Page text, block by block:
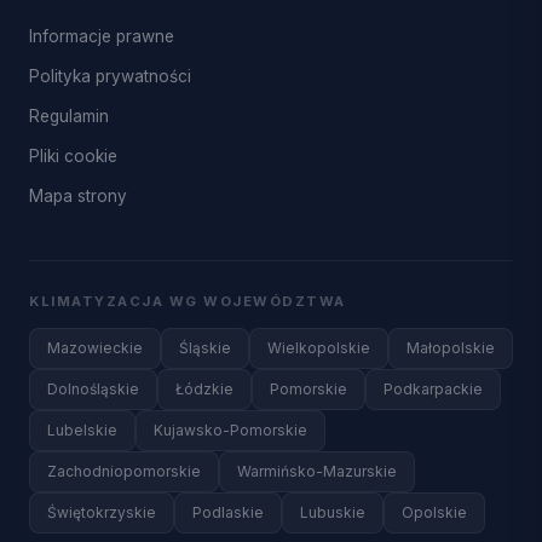
Informacje prawne
Polityka prywatności
Regulamin
Pliki cookie
Mapa strony
KLIMATYZACJA WG WOJEWÓDZTWA
Mazowieckie Śląskie Wielkopolskie Małopolskie
Dolnośląskie Łódzkie Pomorskie Podkarpackie
Lubelskie Kujawsko-Pomorskie
Zachodniopomorskie Warmińsko-Mazurskie
Świętokrzyskie Podlaskie Lubuskie Opolskie